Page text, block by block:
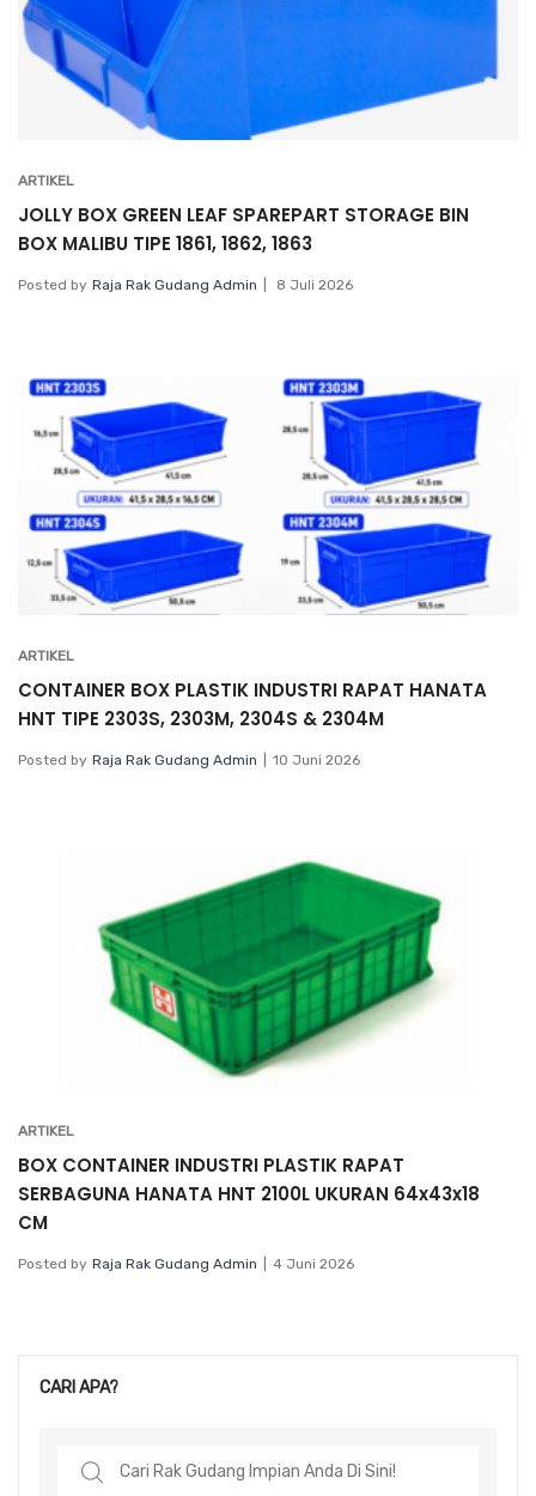
ARTIKEL
JOLLY BOX GREEN LEAF SPAREPART STORAGE BIN
BOX MALIBU TIPE 1861, 1862, 1863
Posted by Raja Rak Gudang Admin 8 Juli 2026
ARTIKEL
CONTAINER BOX PLASTIK INDUSTRI RAPAT HANATA
HNT TIPE 2303S, 2303M, 2304S & 2304M
Posted by Raja Rak Gudang Admin 10 Juni 2026
ARTIKEL
BOX CONTAINER INDUSTRI PLASTIK RAPAT
SERBAGUNA HANATA HNT 2100L UKURAN 64x43x18
CM
Posted by Raja Rak Gudang Admin 4 Juni 2026
CARI APA?
Search